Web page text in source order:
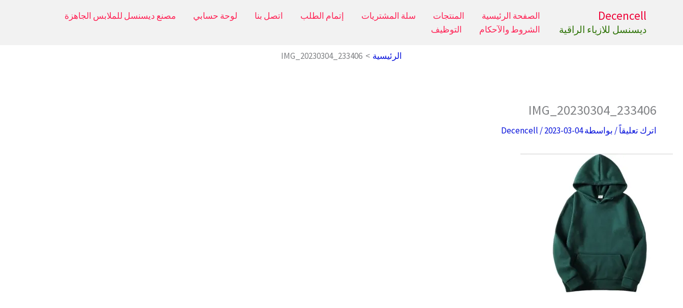
Decencell
ديسنسل للازياء الراقية
الصفحة الرئيسية المنتجات سلة المشتريات إتمام الطلب اتصل بنا لوحة حسابي
مصنع ديسنسل للملابس الجاهزة
الشروط والآحكام
التوظيف
الرئيسية IMG_20230304_233406
IMG_20230304_233406
اترك تعليقاً/ بواسطة Decencell /2023-03-04